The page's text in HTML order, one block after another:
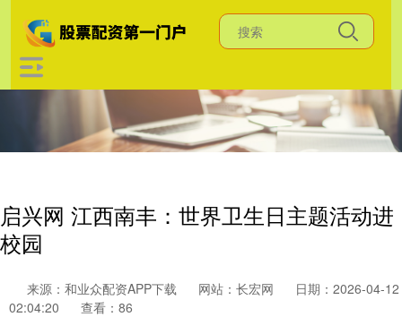
启兴网 江西南丰：世界卫生日主题活动进
校园
来源：和业众配资APP下载 网站：长宏网
日期：2026-04-12
02:04:20
查看：86